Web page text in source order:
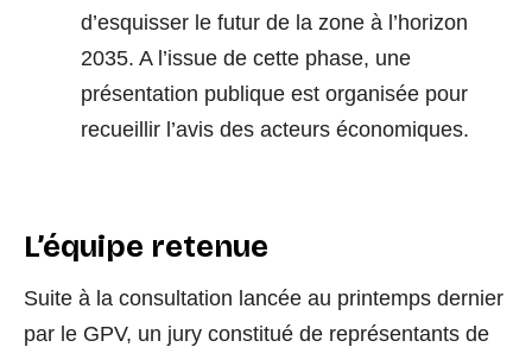
d’esquisser le futur de la zone à l’horizon
2035. A l’issue de cette phase, une
présentation publique est organisée pour
recueillir l’avis des acteurs économiques.
L’équipe retenue
Suite à la consultation lancée au printemps dernier
par le GPV, un jury constitué de représentants de